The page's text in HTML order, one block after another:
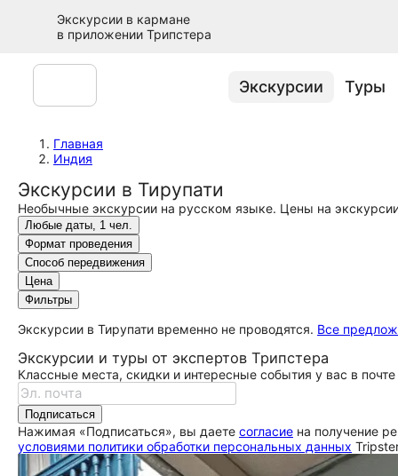
Экскурсии в кармане
в приложении Трипстера
Экскурсии Туры
Главная
Индия
Экскурсии в Тирупати
Необычные экскурсии на русском языке. Цены на
Любые даты, 1 чел.
Формат проведения
Способ передвижения
Цена
Фильтры
Экскурсии в Тирупати временно не проводятся. Все
Экскурсии и туры от экспертов Трипстера
Классные места, скидки и интересные события у вас в почте
Подписаться
Нажимая «Подписаться», вы даете согласие на получение
условиями политики обработки персональных данных